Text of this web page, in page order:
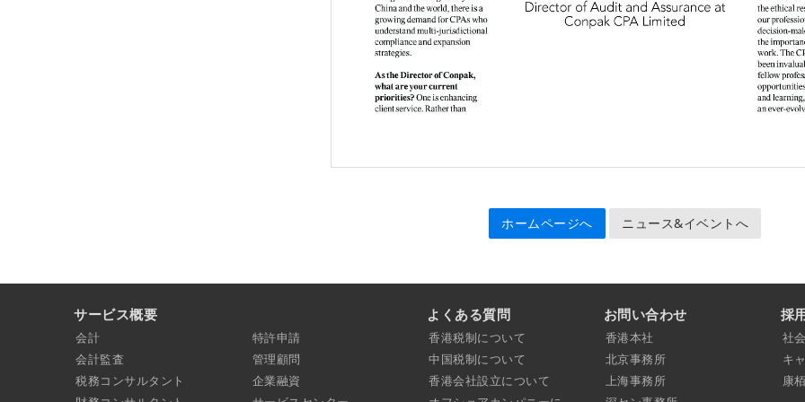
ホームページへ ニュース&イベントへ
サービス概要
会計
会計監査
税務コンサルタント
特許申請
管理顧問
企業融資
よくある質問
香港税制について
中国税制について
香港会社設立について
お問い合わせ
香港本社
北京事務所
上海事務所
採
社
キ
康